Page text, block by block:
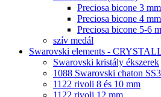
Preciosa bicone 3 mm
Preciosa bicone 4 mm
Preciosa bicone 5-6
szív medál
Swarovski elements -
Swarovski kristály ékszerek
1088 Swarovski chaton
1122 rivoli 8 és 10 mm